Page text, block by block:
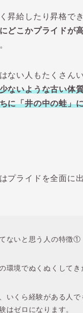
昇給したり昇格で
どこかプライドが
ない人もたくさん
ないような古い体
に「井の中の蛙」
プライドを全面に
ないと思う人の特徴①
環境でぬくぬくしてき
いくら経験がある人で
はゼロになります。